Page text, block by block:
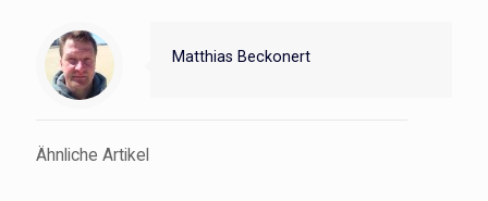
Matthias Beckonert
Ähnliche Artikel